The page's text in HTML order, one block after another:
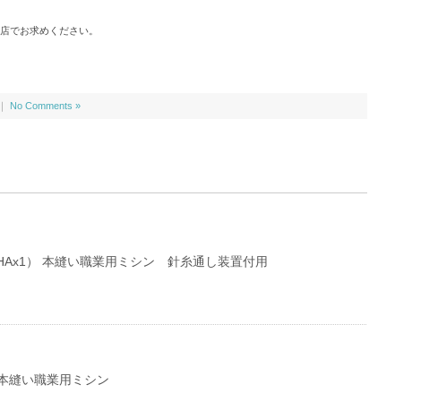
でお求めください。
｜ No Comments »
） 本縫い職業用ミシン 針糸通し装置付用
縫い職業用ミシン